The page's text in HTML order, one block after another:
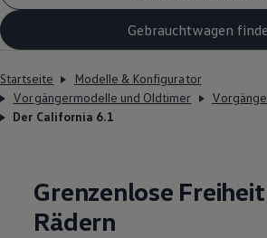
Gebrauchtwagen
Startseite
Modelle & Konfigurator
Vorgängermodelle und Oldtimer
Der California 6.1
Grenzenlose
Rädern